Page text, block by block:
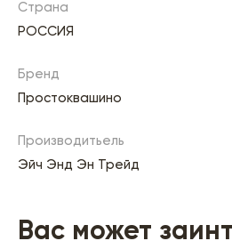
Страна
РОССИЯ
Бренд
Простоквашино
Производитьель
Эйч Энд Эн Трейд
Вас может